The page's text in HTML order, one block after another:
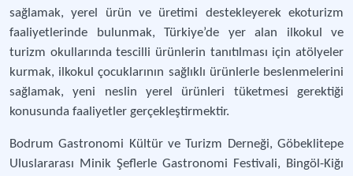
sağlamak, yerel ürün ve üretimi destekleyerek ekoturizm
faaliyetlerinde bulunmak, Türkiye’de yer alan ilkokul ve
turizm okullarında tescilli ürünlerin tanıtılması için atölyeler
kurmak, ilkokul çocuklarının sağlıklı ürünlerle beslenmelerini
sağlamak, yeni neslin yerel ürünleri tüketmesi gerektiği
konusunda faaliyetler gerçekleştirmektir.
Bodrum Gastronomi Kültür ve Turizm Derneği, Göbeklitepe
Uluslararası Minik Şeflerle Gastronomi Festivali, Bingöl-Kiğı